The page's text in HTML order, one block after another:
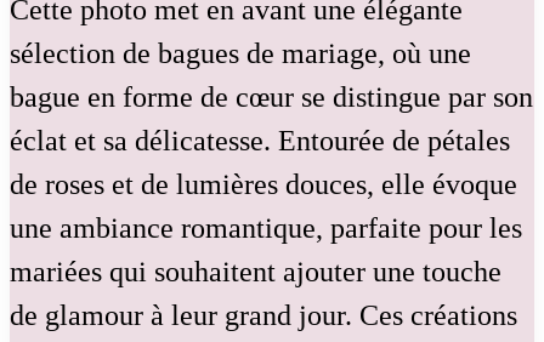
Cette photo met en avant une élégante
sélection de bagues de mariage, où une
bague en forme de cœur se distingue par son
éclat et sa délicatesse. Entourée de pétales
de roses et de lumières douces, elle évoque
une ambiance romantique, parfaite pour les
mariées qui souhaitent ajouter une touche
de glamour à leur grand jour. Ces créations